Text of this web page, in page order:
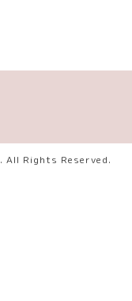
. All Rights Reserved.